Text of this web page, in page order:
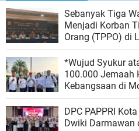
Sebanyak Tiga
Menjadi Korban
Orang (TPPO) di
Ke - Indonesia.
NKR.
*Wujud Syukur
100.000 Jemaah
Kebangsaan di
DPC PAPPRI
Dwiki Darmawan